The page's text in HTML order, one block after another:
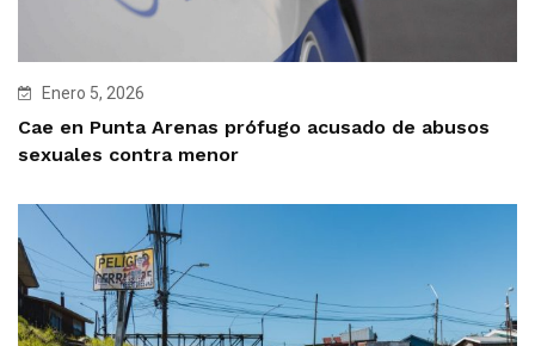
Enero 5, 2026
Cae en Punta Arenas prófugo acusado de abusos
sexuales contra menor